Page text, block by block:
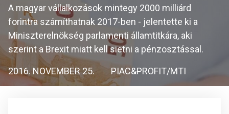
A magyar vállalkozások mintegy 2000 milliárd
forintra számíthatnak 2017-ben - jelentette ki a
Miniszterelnökség parlamenti államtitkára, aki
szerint a Brexit miatt kell sietni a pénzosztással.
2016. NOVEMBER 25. PIAC&PROFIT/MTI